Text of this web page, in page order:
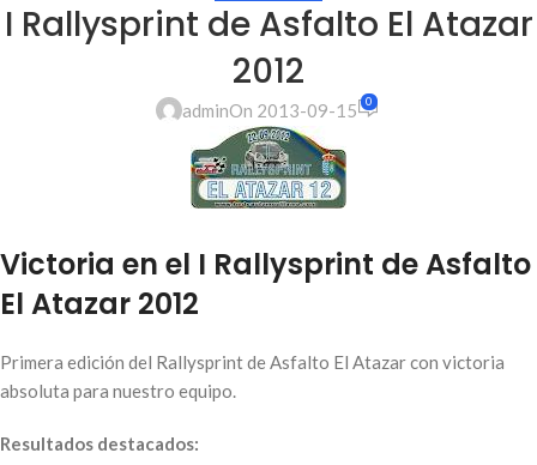
I Rallysprint de Asfalto El Atazar
2012
adminOn 2013-09-15 0
Victoria en el I Rallysprint de Asfalto
El Atazar 2012
Primera edición del Rallysprint de Asfalto El Atazar con victoria
absoluta para nuestro equipo.
Resultados destacados: